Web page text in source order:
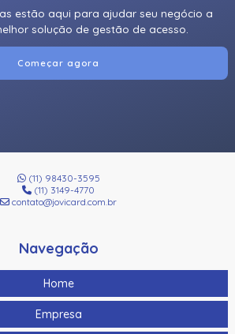
estão aqui para ajudar seu negócio a
solução de gestão de acesso.
Começar agora
(11) 98430-3595
(11) 3149-4770
contato@jovicard.com.br
Navegação
Home
Empresa